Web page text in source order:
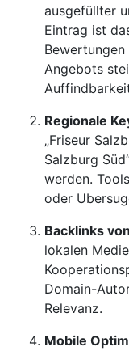
ausgefüllter
Eintrag ist
Angebots
Regionale
„Friseur
Salzburg
werden.
oder
Backlinks
lokalen
Domain-
Relevanz.
Mobile